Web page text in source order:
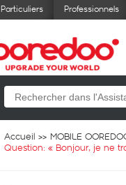
Particuliers Professionnels
Accueil
MOBILE
Question: « Bonjour, je ne